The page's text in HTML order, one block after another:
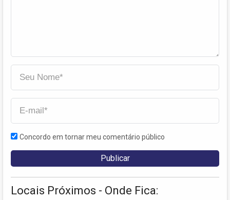
Concordo em tornar meu comentário público
Locais Próximos - Onde Fica: